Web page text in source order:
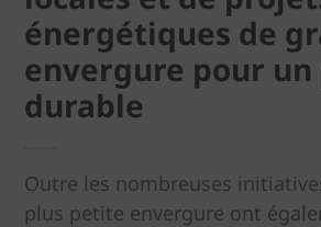
énergétiques de
envergure pour un
durable
Outre les nombreuses
plus petite envergure ont